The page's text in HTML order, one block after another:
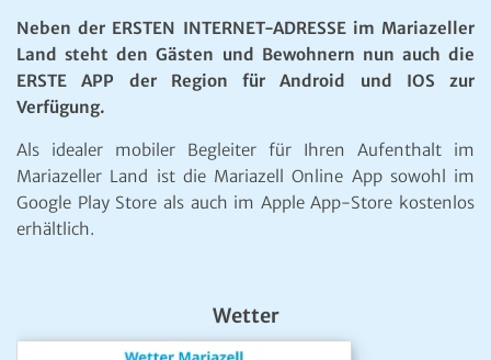
Neben der ERSTEN INTERNET-ADRESSE im Mariazeller
Land steht den Gästen und Bewohnern nun auch die
ERSTE APP der Region für Android und IOS zur
Verfügung.
Als idealer mobiler Begleiter für Ihren Aufenthalt im
Mariazeller Land ist die Mariazell Online App sowohl im
Google Play Store als auch im Apple App-Store kostenlos
erhältlich.
Wetter